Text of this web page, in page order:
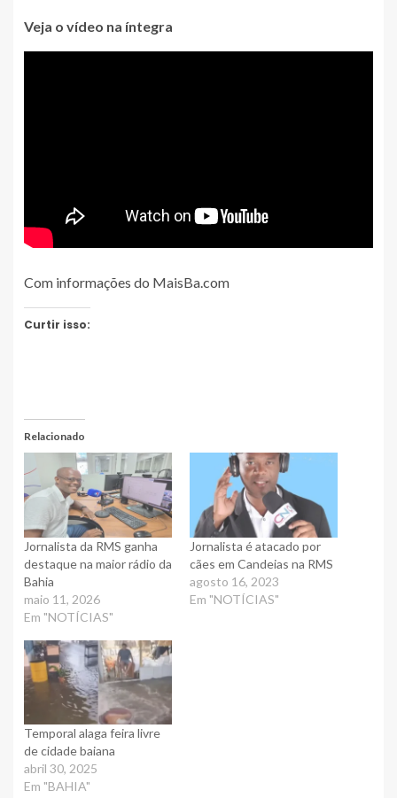
Veja o vídeo na íntegra
Com informações do MaisBa.com
Curtir isso:
Relacionado
Jornalista da RMS ganha
destaque na maior rádio da
Bahia
maio 11, 2026
Em "NOTÍCIAS"
Jornalista é atacado por
cães em Candeias na RMS
agosto 16, 2023
Em "NOTÍCIAS"
Temporal alaga feira livre
de cidade baiana
abril 30, 2025
Em "BAHIA"